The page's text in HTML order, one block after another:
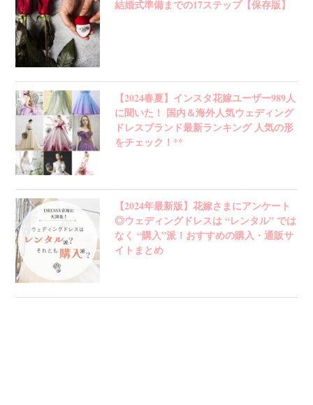
結婚式準備までの17ステップ【保存版】
【2024春夏】インスタ花嫁ユーザー989人
に聞いた！ 国内＆海外人気ウェディング
ドレスブランド最新ランキング 人気の形
をチェック！**
【2024年最新版】花嫁さまにアンケート
◎ウェディングドレスは “レンタル” では
なく “購入”派！おすすめの購入・通販サ
イトまとめ